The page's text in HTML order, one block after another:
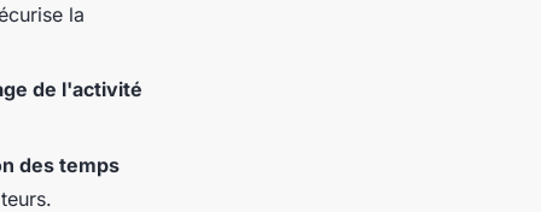
la
de l'activité
des temps